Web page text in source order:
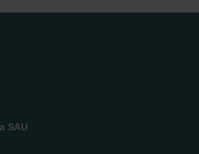
SAU